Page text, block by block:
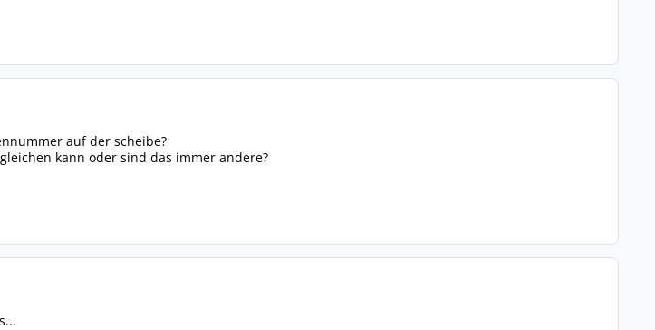
auf der scheibe?
kann oder sind das immer andere?